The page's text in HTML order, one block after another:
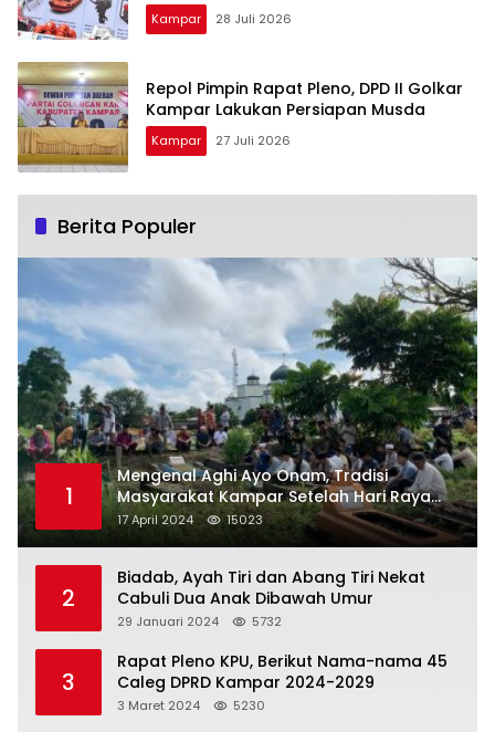
Kampar 28 Juli 2026
Repol Pimpin Rapat Pleno, DPD II Golkar
Kampar Lakukan Persiapan Musda
Kampar 27 Juli 2026
Berita Populer
1
Mengenal Aghi Ayo Onam, Tradisi
Masyarakat Kampar Setelah Hari Raya
Idul Fitri
17 April 2024 15023
2
Biadab, Ayah Tiri dan Abang Tiri Nekat
Cabuli Dua Anak Dibawah Umur
29 Januari 2024 5732
3
Rapat Pleno KPU, Berikut Nama-nama 45
3 Maret 2024 5230